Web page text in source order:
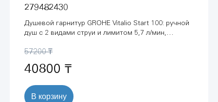
279482430
Душевой гарнитур GROHE Vitalio Start 100: ручной
душ с 2 видами струи и лимитом 5,7 л/мин,
(279482430)
57200 ₸
40800 ₸
В корзину